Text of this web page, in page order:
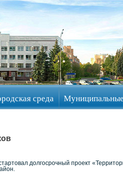
среда
долгосрочный проект